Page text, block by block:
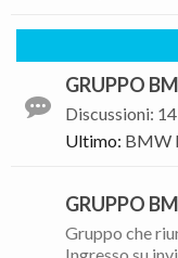
GRUPPO
Discussioni: 14
Ultimo: BMW
GRUPPO
Gruppo che